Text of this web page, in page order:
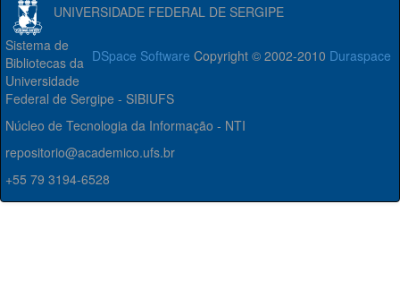
UNIVERSIDADE FEDERAL DE SERGIPE
DSpace Software Copyright © 2002-2010 Duraspace
Sistema de
Bibliotecas da
Universidade
Federal de Sergipe - SIBIUFS
Núcleo de Tecnologia da Informação - NTI
repositorio@academico.ufs.br
+55 79 3194-6528